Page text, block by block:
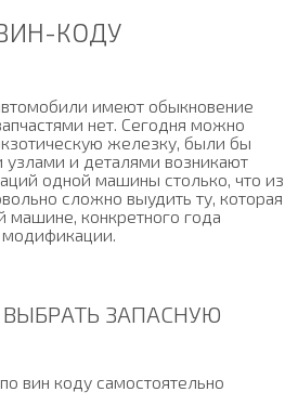
КОДУ
имеют обыкновение
нет. Сегодня можно
железку, были бы
узлами и деталями возникают
одной машины столько, что из
сложно выудить ту, которая
машине, конкретного года
модификации.
ЗАПАСНУЮ